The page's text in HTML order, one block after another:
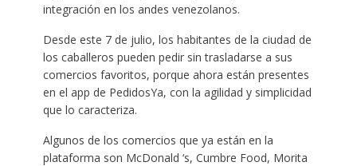
integración en los andes venezolanos.
Desde este 7 de julio, los habitantes de la ciudad de
los caballeros pueden pedir sin trasladarse a sus
comercios favoritos, porque ahora están presentes
en el app de PedidosYa, con la agilidad y simplicidad
que lo caracteriza.
Algunos de los comercios que ya están en la
plataforma son McDonald ‘s, Cumbre Food, Morita